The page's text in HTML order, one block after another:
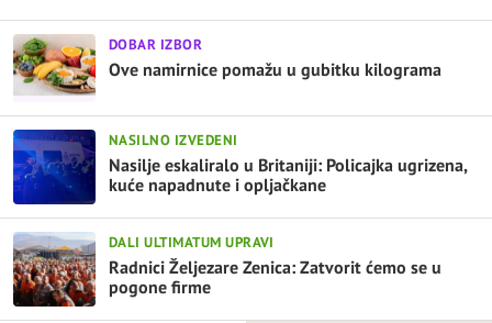
DOBAR IZBOR
Ove namirnice pomažu u gubitku kilograma
NASILNO IZVEDENI
Nasilje eskaliralo u Britaniji: Policajka ugrizena,
kuće napadnute i opljačkane
DALI ULTIMATUM UPRAVI
Radnici Željezare Zenica: Zatvorit ćemo se u
pogone firme